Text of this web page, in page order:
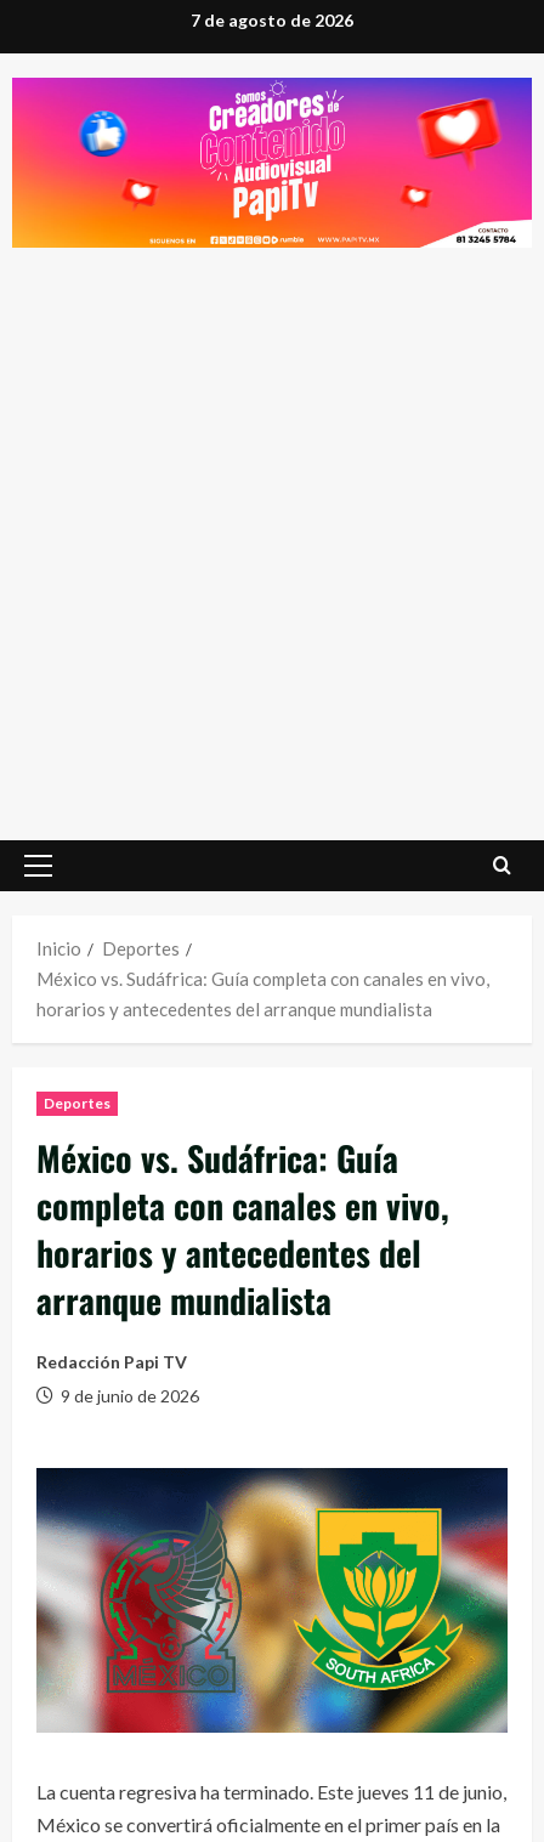
al
contenido
7 de agosto de 2026
Menú
Inicio
Deportes
México vs. Sudáfrica: Guía completa con canales en vivo,
horarios y antecedentes del arranque mundialista
Deportes
México vs. Sudáfrica: Guía
completa con canales en vivo,
horarios y antecedentes del
arranque mundialista
Redacción Papi TV
9 de junio de 2026
La cuenta regresiva ha terminado. Este jueves 11 de junio,
México se convertirá oficialmente en el primer país en la